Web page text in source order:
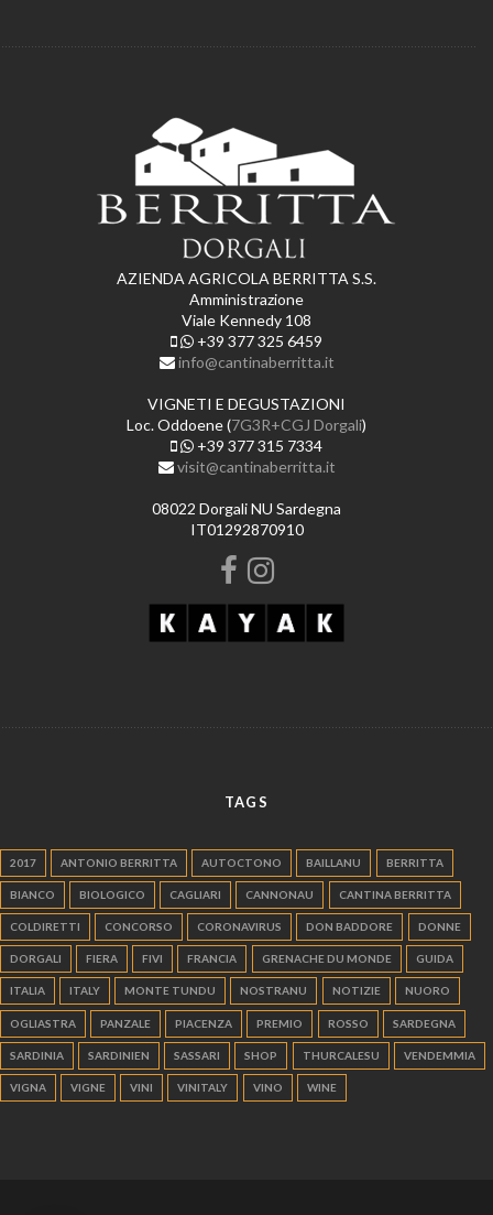
AZIENDA AGRICOLA BERRITTA S.S.
Amministrazione
Viale Kennedy 108
+39 377 325 6459
info@cantinaberritta.it
VIGNETI E DEGUSTAZIONI
Loc. Oddoene (7G3R+CGJ Dorgali)
+39 377 315 7334
visit@cantinaberritta.it
08022 Dorgali NU Sardegna
IT01292870910
TAGS
2017 ANTONIO BERRITTA AUTOCTONO BAILLANU BERRITTA
BIANCO BIOLOGICO CAGLIARI CANNONAU CANTINA BERRITTA
COLDIRETTI CONCORSO CORONAVIRUS DON BADDORE DONNE
DORGALI FIERA FIVI FRANCIA GRENACHE DU MONDE GUIDA
ITALIA ITALY MONTE TUNDU NOSTRANU NOTIZIE NUORO
OGLIASTRA PANZALE PIACENZA PREMIO ROSSO SARDEGNA
SARDINIA SARDINIEN SASSARI SHOP THURCALESU VENDEMMIA
VIGNA VIGNE VINI VINITALY VINO WINE